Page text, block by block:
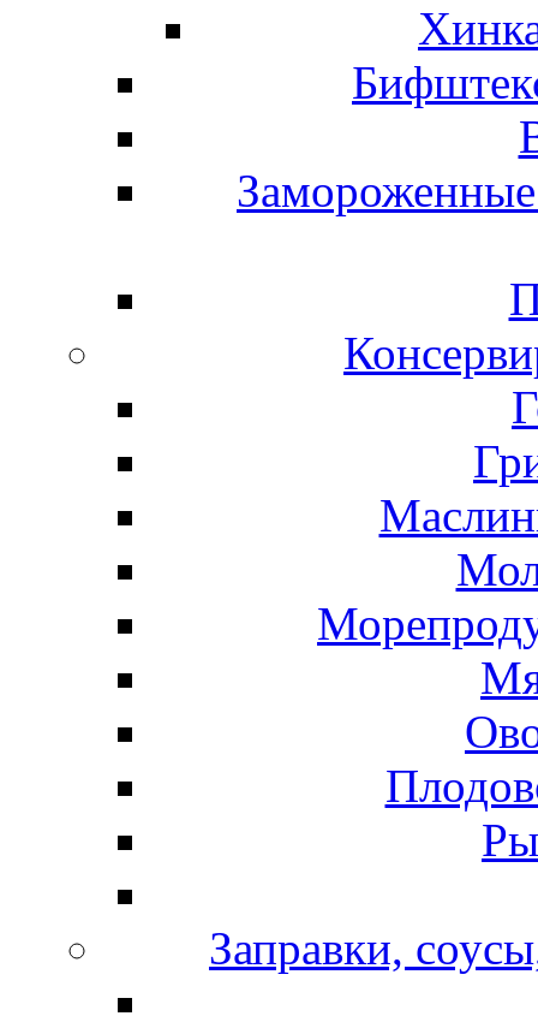
Заправки,